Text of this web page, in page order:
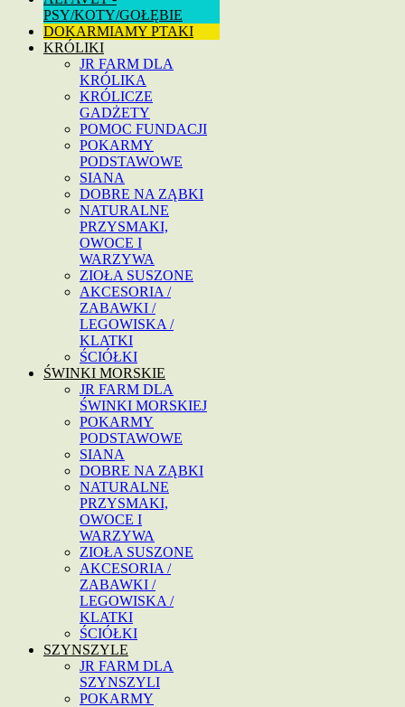
PSY/KOTY/GOŁĘBIE
DOKARMIAMY PTAKI
KRÓLIKI
JR FARM DLA
KRÓLIKA
KRÓLICZE
GADŻETY
POMOC FUNDACJI
POKARMY
PODSTAWOWE
SIANA
DOBRE NA ZĄBKI
NATURALNE
PRZYSMAKI,
OWOCE I
WARZYWA
ZIOŁA SUSZONE
AKCESORIA /
ZABAWKI /
LEGOWISKA /
KLATKI
ŚCIÓŁKI
ŚWINKI MORSKIE
JR FARM DLA
ŚWINKI MORSKIEJ
POKARMY
PODSTAWOWE
SIANA
DOBRE NA ZĄBKI
NATURALNE
PRZYSMAKI,
OWOCE I
WARZYWA
ZIOŁA SUSZONE
AKCESORIA /
ZABAWKI /
LEGOWISKA /
KLATKI
ŚCIÓŁKI
SZYNSZYLE
JR FARM DLA
SZYNSZYLI
POKARMY